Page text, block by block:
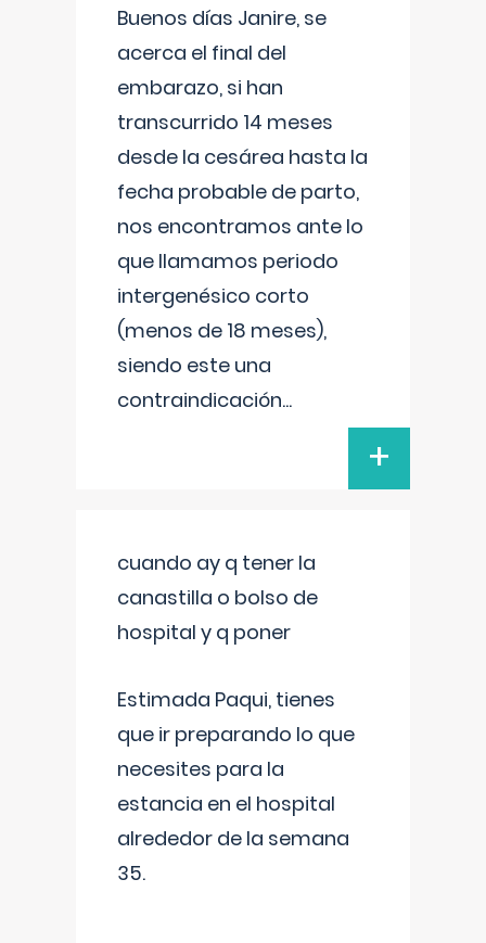
Buenos días Janire, se
acerca el final del
embarazo, si han
transcurrido 14 meses
desde la cesárea hasta la
fecha probable de parto,
nos encontramos ante lo
que llamamos periodo
intergenésico corto
(menos de 18 meses),
siendo este una
contraindicación...
+
cuando ay q tener la
canastilla o bolso de
hospital y q poner
Estimada Paqui, tienes
que ir preparando lo que
necesites para la
estancia en el hospital
alrededor de la semana
35.